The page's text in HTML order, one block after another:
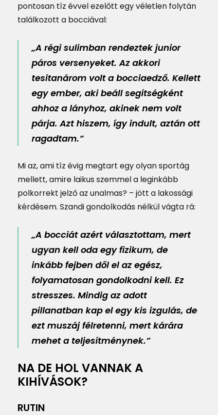
pontosan tíz évvel ezelőtt egy véletlen folytán
találkozott a bocciával:
„A régi sulimban rendeztek junior
páros versenyeket. Az akkori
tesitanárom volt a bocciaedző. Kellett
egy ember, aki beáll segítségként
ahhoz a lányhoz, akinek nem volt
párja. Azt hiszem, így indult, aztán ott
ragadtam.”
Mi az, ami tíz évig megtart egy olyan sportág
mellett, amire laikus szemmel a leginkább
polkorrekt jelző az unalmas? – jött a lakossági
kérdésem. Szandi gondolkodás nélkül vágta rá:
„A bocciát azért választottam, mert
ugyan kell oda egy fizikum, de
inkább fejben dől el az egész,
folyamatosan gondolkodni kell. Ez
stresszes. Mindig az adott
pillanatban kap el egy kis izgulás, de
ezt muszáj félretenni, mert kárára
mehet a teljesítménynek.”
NA DE HOL VANNAK A
KIHÍVÁSOK?
RUTIN